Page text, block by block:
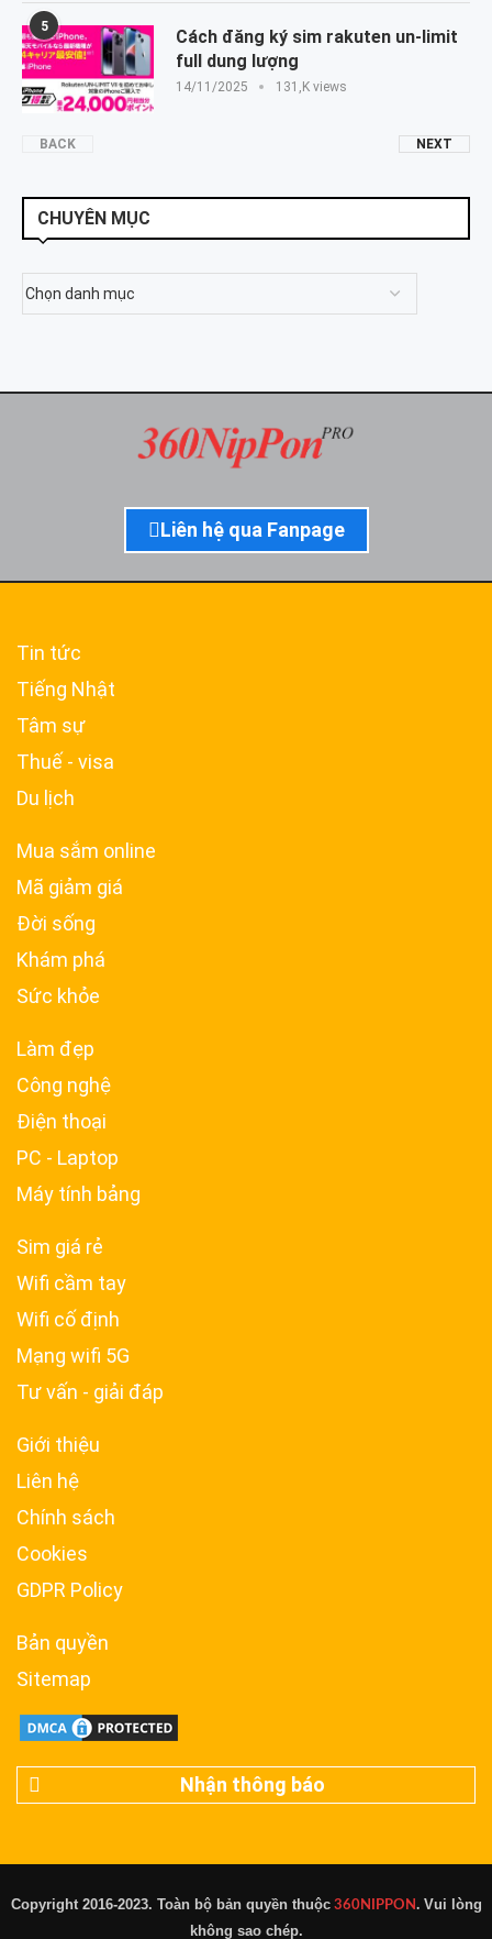
5
Cách đăng ký sim rakuten un-limit
full dung lượng
14/11/2025 131,K views
BACK NEXT
CHUYÊN MỤC
Liên hệ qua Fanpage
Tin tức
Tiếng Nhật
Tâm sự
Thuế - visa
Du lịch
Mua sắm online
Mã giảm giá
Đời sống
Khám phá
Sức khỏe
Làm đẹp
Công nghệ
Điện thoại
PC - Laptop
Máy tính bảng
Sim giá rẻ
Wifi cầm tay
Wifi cố định
Mạng wifi 5G
Tư vấn - giải đáp
Giới thiệu
Liên hệ
Chính sách
Cookies
GDPR Policy
Bản quyền
Sitemap
Nhận thông báo
Copyright 2016-2023. Toàn bộ bản quyền thuộc360NIPPON.Vui lòng
không sao chép.